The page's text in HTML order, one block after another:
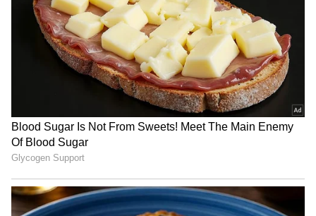
Social Media X
ಮೂರನೇ ಪೀಳಿಗೆ ಟಾರ್ಜರ್
ಟೈಪ್-ಸಿ ಗೆ ವಿಶೇಷ ಅರ್ಥ, ಸಿ ಗೆ ಪೂರ್ಣರೂಪ ಇದೆ ಎಂದು
ಚಾರ್ಜಿಂಗ್ ತಂತ್ರಜ್ಞಾನವು ಮೂರನೇ ಪೀಳಿಗೆಯದ್ದಾಗಿದೆ.